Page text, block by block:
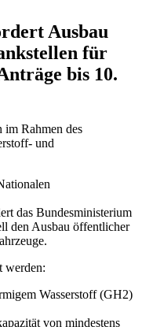
Ausbau
für
bis 10.
das Bundesministerium
den Ausbau öffentlicher
werden:
Wasserstoff (GH2)
von mindestens